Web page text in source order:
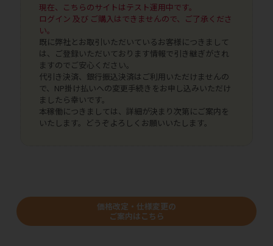
現在、こちらのサイトはテスト運用中です。
ログイン 及び ご購入はできませんので、ご了承くださ
い。
既に弊社とお取引いただいているお客様につきまして
は、ご登録いただいております情報で引き継ぎがされ
ますのでご安心ください。
代引き決済、銀行振込決済はご利用いただけませんの
で、NP掛け払いへの変更手続きをお申し込みいただけ
ましたら幸いです。
本稼働につきましては、詳細が決まり次第にご案内を
いたします。どうぞよろしくお願いいたします。
価格改定・仕様変更の
ご案内はこちら